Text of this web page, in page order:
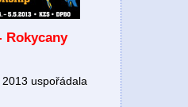
Rokycany
uspořádala